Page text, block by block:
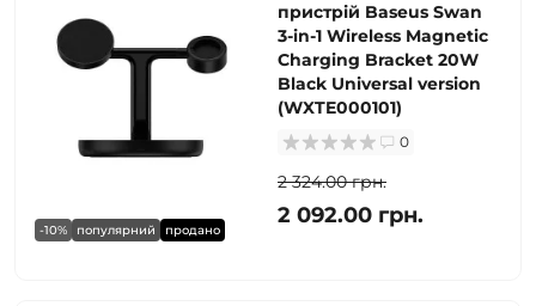
-10% популярний продано
пристрій Baseus Swan
3-in-1 Wireless Magnetic
Charging Bracket 20W
Black Universal version
(WXTE000101)
0
2 324.00 грн.
2 092.00 грн.